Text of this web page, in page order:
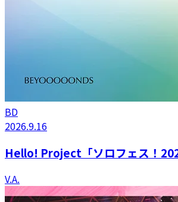
BD
2026.9.16
Hello! Project「ソロフェス！
V.A.